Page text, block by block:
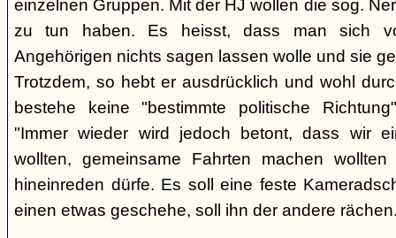
einzelnen Gruppen. Mit der HJ wollen die sog.
zu tun haben. Es heisst, dass man sich
Angehörigen nichts sagen lassen wolle und sie
Trotzdem, so hebt er ausdrücklich und wohl
bestehe keine "bestimmte politische
"Immer wieder wird jedoch betont, dass wir
wollten, gemeinsame Fahrten machen
hineinreden dürfe. Es soll eine feste
einen etwas geschehe, soll ihn der andere